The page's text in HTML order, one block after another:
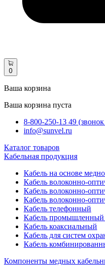
0
Ваша корзина
Ваша корзина пуста
8-800-250-13 49
info@sunvel.ru
Каталог товаров
Кабельная продукция
Кабель на основе
Кабель волоконно-
Кабель волоконно-
Кабель волоконно-
Кабель телефонный
Кабель промышленный
Кабель коаксиальный
Кабель для систем
Кабель
Компоненты медных